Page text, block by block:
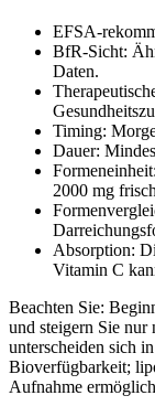
EFSA-
BfR-Sicht:
Daten.
Timing:
Dauer:
2000 mg
Absorption:
Vitamin C
Beachten Sie:
und steigern Sie nur
unterscheiden sich
Bioverfügbarkeit;
Aufnahme